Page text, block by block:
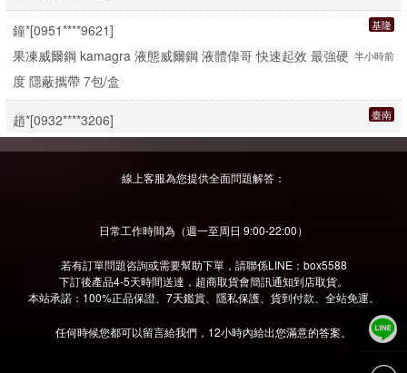
臺北
果凍威爾鋼 kamagra 液態威爾鋼 液體偉哥 快速起效 最強硬
度 隱蔽攜帶 7包/盒
臺南
5分鐘前
果凍威爾鋼 kamagra 液態威爾鋼 液體偉哥 快速起效 最強硬
果凍威爾鋼 kamagra 液態威爾鋼 液體偉哥 快速起效 最強硬
鄭*[0920****6661]
2分鐘前
度 隱蔽攜帶 7包/盒
葉**：用後覺得老婆在做時叫得比較大聲
謝**：用了後女友有比較濕
回復：店主:客戶滿意，是我們追求的目標。
蔡**：女友變得好濕....
回復：店主:客戶滿意，是我們追求的目標。
diy的時候必備品
回復：店主:客戶滿意，是我們追求的目標。
連**：不錯，分開包裝的，感覺非常好
基隆
鐘*[0951****9621]
半小時前
果凍威爾鋼 kamagra 液態威爾鋼 液體偉哥 快速起效 最強硬
度 隱蔽攜帶 7包/盒
臺南
趙*[0932****3206]
1分鐘前
果凍威爾鋼 kamagra 液態威爾鋼 液體偉哥 快速起效 最強硬
果凍威爾鋼 kamagra 液態威爾鋼 液體偉哥 快速起效 最強硬
鄭*[0968****9671]
1分鐘前
度 隱蔽攜帶 7包/盒
線上客服為您提供全面問題解答：
日常工作時間為（週一至周日 9:00-22:00）
若有訂單問題咨詢或需要幫助下單，請聯係LINE：box5588
下訂後產品4-5天時間送達，超商取貨會簡訊通知到店取貨。
本站承諾：100%正品保證、7天鑑賞、隱私保護、貨到付款、全站免運。
任何時候您都可以留言給我們，12小時內給出您滿意的答案。